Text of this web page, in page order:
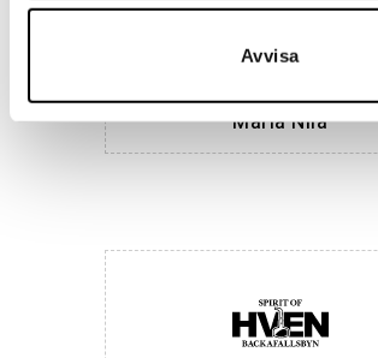
Avvisa
Maria Nila